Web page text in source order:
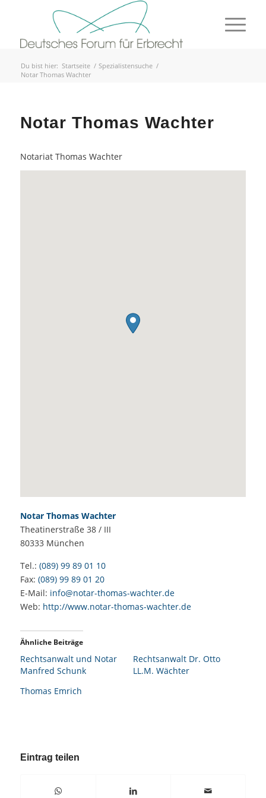
Du bist hier: Startseite / Spezialistensuche /
Notar Thomas Wachter
Notar Thomas Wachter
Notariat Thomas Wachter
Notar Thomas Wachter
Theatinerstraße 38 / III
80333 München
Tel.: (089) 99 89 01 10
Fax: (089) 99 89 01 20
E-Mail: info@notar-thomas-wachter.de
Web: http://www.notar-thomas-wachter.de
Ähnliche Beiträge
Rechtsanwalt und Notar
Manfred Schunk
Rechtsanwalt Dr. Otto
LL.M. Wächter
Thomas Emrich
Eintrag teilen